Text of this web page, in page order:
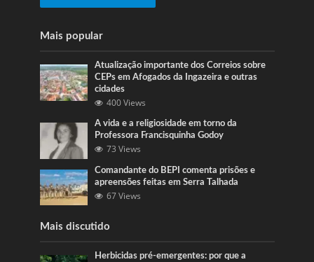
Mais popular
Atualização importante dos Correios sobre
CEPs em Afogados da Ingazeira e outras
cidades
400 Views
A vida e a religiosidade em torno da
Professora Francisquinha Godoy
73 Views
Comandante do BEPI comenta prisões e
apreensões feitas em Serra Talhada
67 Views
Mais discutido
Herbicidas pré-emergentes: por que a